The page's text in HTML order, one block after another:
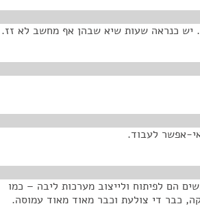
יש כנראה שעות שיא שבהן אף מחשב לא זז.
אפשר לעבוד.
הם לפיתוח ולייצוב מערכות ליבה – כמו
כבר די צולעת וכבר מאוד מאוד עמוסה.